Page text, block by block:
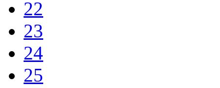
22
23
24
25